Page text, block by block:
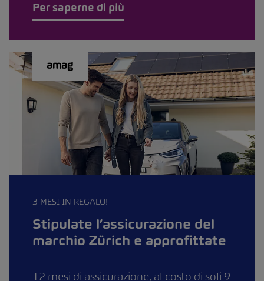
Per saperne di più
3 MESI IN REGALO!
Stipulate l’assicurazione del
marchio Zürich e approfittate
12 mesi di assicurazione, al costo di soli 9